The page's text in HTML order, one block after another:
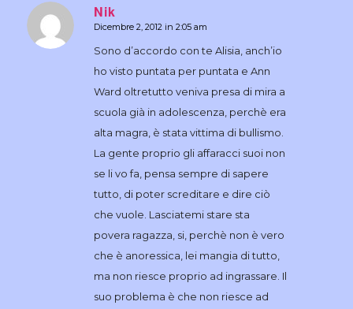
Nik
dice:
Dicembre 2, 2012 in 2:05 am
Sono d’accordo con te Alisia, anch’io
ho visto puntata per puntata e Ann
Ward oltretutto veniva presa di mira a
scuola già in adolescenza, perchè era
alta magra, è stata vittima di bullismo.
La gente proprio gli affaracci suoi non
se li vo fa, pensa sempre di sapere
tutto, di poter screditare e dire ciò
che vuole. Lasciatemi stare sta
povera ragazza, si, perchè non è vero
che è anoressica, lei mangia di tutto,
ma non riesce proprio ad ingrassare. Il
suo problema è che non riesce ad